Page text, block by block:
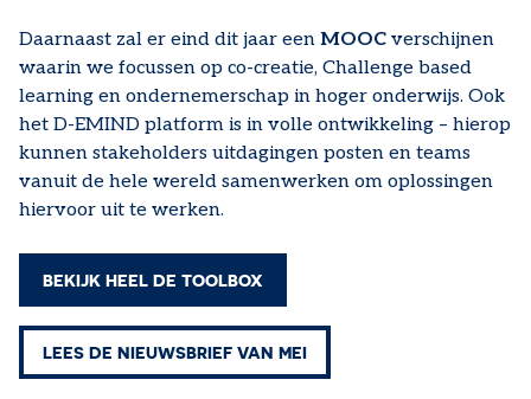
Daarnaast zal er eind dit jaar een MOOC verschijnen
waarin we focussen op co-creatie, Challenge based
learning en ondernemerschap in hoger onderwijs. Ook
het D-EMIND platform is in volle ontwikkeling – hierop
kunnen stakeholders uitdagingen posten en teams
vanuit de hele wereld samenwerken om oplossingen
hiervoor uit te werken.
BEKIJK HEEL DE TOOLBOX
LEES DE NIEUWSBRIEF VAN MEI